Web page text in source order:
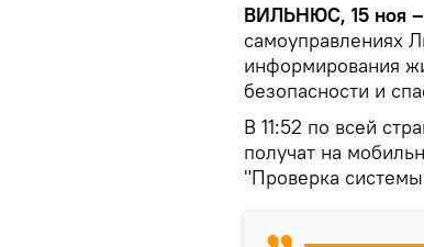
ВИЛЬНЮС, 15 ноя
самоуправлениях
информирования
безопасности и
В 11:52 по всей
получат на
"Проверка